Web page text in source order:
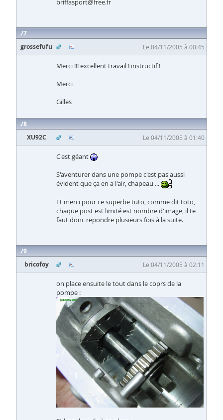
briffasport@free.fr
7
grossefufu
Le 04/11/2005 à 00:45
Merci !!! excellent travail ! instructif !
Merci
Gilles
8
XU92C
Le 04/11/2005 à 01:40
C'est géant
S'aventurer dans une pompe c'est pas aussi
évident que ça en a l'air, chapeau ...
Et merci pour ce superbe tuto, comme dit toto,
chaque post est limité est nombre d'image, il te
faut donc repondre plusieurs fois à la suite.
9
bricofoy
Le 04/11/2005 à 02:11
on place ensuite le tout dans le coprs de la
pompe :